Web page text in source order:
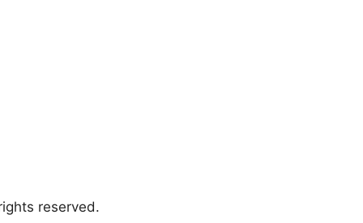
reserved.